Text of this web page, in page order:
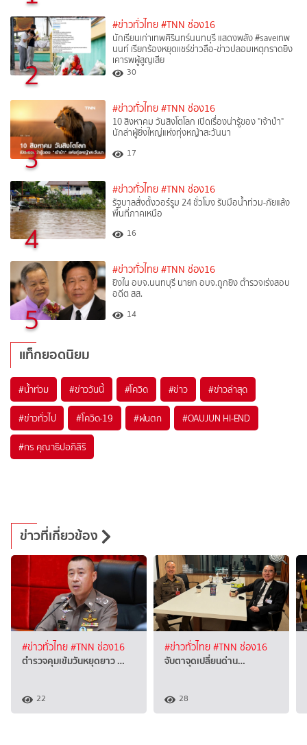
2
#ข่าวทั่วไทย #TNN ช่อง16
นักเรียนเก่าเทพศิรินทร์นนทบุรี แสดงพลัง #saveเทพ
นนท์ เรียกร้องหยุดแชร์ข่าวลือ-ข่าวปลอมเหตุกราดยิง
เคารพผู้สูญเสีย
30
3
#ข่าวทั่วไทย #TNN ช่อง16
10 สิงหาคม วันสิงโตโลก เปิดเรื่องน่ารู้ของ "เจ้าป่า"
นักล่าผู้ยิ่งใหญ่แห่งทุ่งหญ้าสะวันนา
17
4
#ข่าวทั่วไทย #TNN ช่อง16
รัฐบาลสั่งตั้งวอร์รูม 24 ชั่วโมง รับมือน้ำท่วม-ภัยแล้ง
พื้นที่ภาคเหนือ
16
5
#ข่าวทั่วไทย #TNN ช่อง16
ยิงใน อบจ.นนทบุรี นายก อบจ.ถูกยิง ตำรวจเร่งสอบ
อดีต สส.
14
แท็กยอดนิยม
#น้ำท่วม #ข่าววันนี้ #โควิด #ข่าว #ข่าวล่าสุด
#ข่าวทั่วไป #โควิด-19 #ฝนตก #OAUJUN HI-END
#กร คุณาธิปอภิสิริ
ข่าวที่เกี่ยวข้อง
#ข่าวทั่วไทย#TNN ช่อง16
ตำรวจคุมเข้มวันหยุดยาว …
22
#ข่าวทั่วไทย#TNN ช่อง16
จับตาจุดเปลี่ยนด่าน…
28